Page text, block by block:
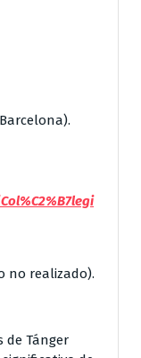
no realizado).
de Tánger